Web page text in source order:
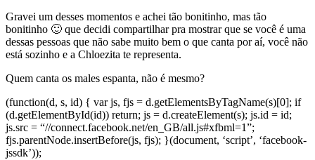
Gravei um desses momentos e achei tão bonitinho, mas tão
bonitinho 🙂 que decidi compartilhar pra mostrar que se você é uma
dessas pessoas que não sabe muito bem o que canta por aí, você não
está sozinho e a Chloezita te representa.
Quem canta os males espanta, não é mesmo?
(function(d, s, id) { var js, fjs = d.getElementsByTagName(s)[0]; if
(d.getElementById(id)) return; js = d.createElement(s); js.id = id;
js.src = “//connect.facebook.net/en_GB/all.js#xfbml=1”;
fjs.parentNode.insertBefore(js, fjs); }(document, ‘script’, ‘facebook-
jssdk’));